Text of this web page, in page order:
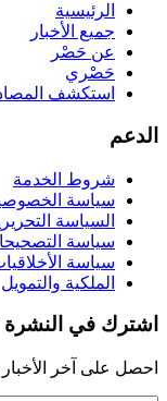
الرئيسية
جميع الأخبار
عن حَصْر
حَصْري
استكشف
الدعم
شروط الخدمة
سياسة
السياسة
سياسة
سياسة
الملكية والتمويل
اشترك في النشرة
احصل على آخر